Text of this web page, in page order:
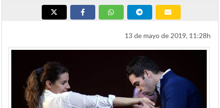
13 de mayo de 2019, 11:28h